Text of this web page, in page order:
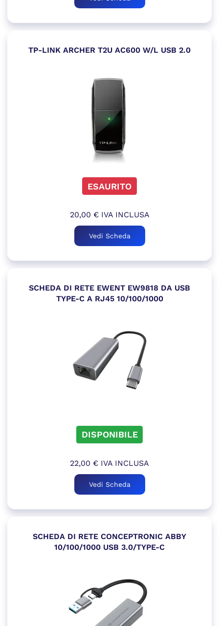
TP-LINK ARCHER T2U AC600 W/L USB 2.0
ESAURITO
20,00 €IVA INCLUSA
Vedi Scheda
SCHEDA DI RETE EWENT EW9818 DA USB
TYPE-C A RJ45 10/100/1000
DISPONIBILE
22,00 € IVA INCLUSA
Vedi Scheda
SCHEDA DI RETE CONCEPTRONIC ABBY
10/100/1000 USB 3.0/TYPE-C